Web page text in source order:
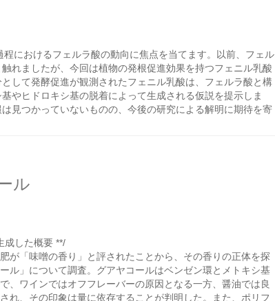
におけるフェルラ酸の動向に焦点を当てます。以前、フェル
れましたが、今回は植物の発根促進効果を持つフェニル乳酸
して発酵促進が観測されたフェニル乳酸は、フェルラ酸と構
やヒドロキシ基の脱着によって生成される仮説を提示しま
見つかっていないものの、今後の研究による解明に期待を寄
ル
成した概要 **/
が「味噌の香り」と評されたことから、その香りの正体を探
ル」について調査。グアヤコールはベンゼン環とメトキシ基
、ワインではオフフレーバーの原因となる一方、醤油では良
れ、その印象は量に依存することが判明した。また、ポリフ